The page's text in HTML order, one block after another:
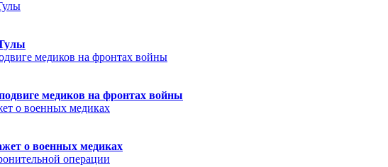
медиков на фронтах войны
о военных медиках